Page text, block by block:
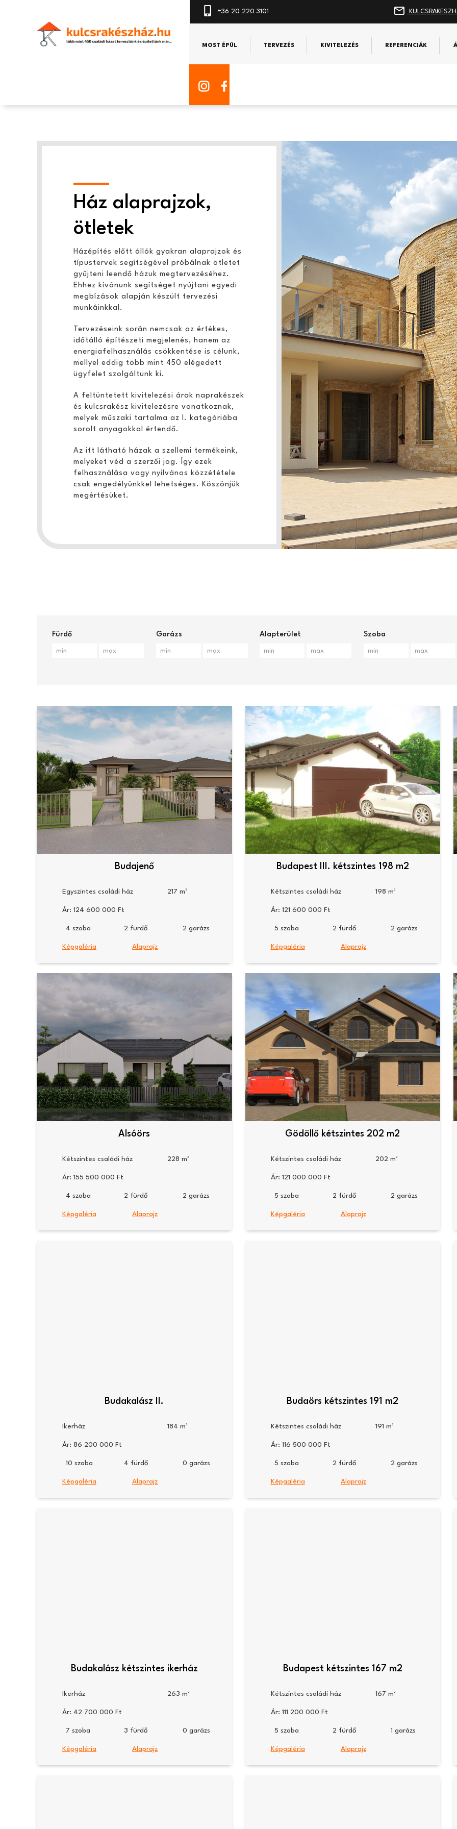
+36 20 220 3101
MOST ÉPÜL TERVEZÉS KIVITELEZÉS REFERENCIÁK
Ház alaprajzok,
ötletek
Házépítés előtt állók gyakran alaprajzok és
típustervek segítségével próbálnak ötletet
gyűjteni leendő házuk megtervezéséhez.
Ehhez kívánunk segítséget nyújtani egyedi
megbízások alapján készült tervezési
munkáinkkal.
Tervezéseink során nemcsak az értékes,
időtálló építészeti megjelenés, hanem az
energiafelhasználás csökkentése is célunk,
mellyel eddig több mint 450 elégedett
ügyfelet szolgáltunk ki.
A feltüntetett kivitelezési árak naprakészek
és kulcsrakész kivitelezésre vonatkoznak,
melyek műszaki tartalma az I. kategóriába
sorolt anyagokkal értendő.
Az itt látható házak a szellemi termékeink,
melyeket véd a szerzői jog. Így ezek
felhasználása vagy nyilvános közzététele
csak engedélyünkkel lehetséges. Köszönjük
megértésüket.
Fürdő Garázs Alapterület Szoba
Budajenő
Egyszintes családi ház 217
Ár: 124 600 000
4 2 2
Képgaléria Alaprajz
Budapest III. kétszintes 198 m2
Kétszintes családi ház 198
Ár: 121 600 000
5 2 2
Képgaléria Alaprajz
Alsóörs
Kétszintes családi ház 228
Ár: 155 500 000
4 2 2
Képgaléria Alaprajz
Gödöllő kétszintes 202 m2
Kétszintes családi ház 202
Ár: 121 000 000
5 2 2
Képgaléria Alaprajz
Budakalász II.
Ikerház 184
Ár: 86 200 000
10 4 0
Képgaléria Alaprajz
Budaörs kétszintes 191 m2
Kétszintes családi ház 191
Ár: 116 500 000
5 2 2
Képgaléria Alaprajz
Budakalász kétszintes ikerház
Ikerház 263
Ár: 42 700 000
7 3 0
Képgaléria Alaprajz
Budapest kétszintes 167 m2
Kétszintes családi ház 167
Ár: 111 200 000
5 2 1
Képgaléria Alaprajz